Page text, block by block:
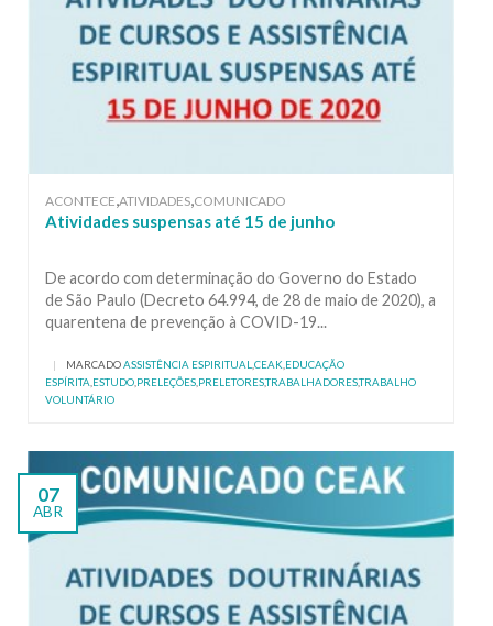
ACONTECE,ATIVIDADES,COMUNICADO
Atividades suspensas até 15 de junho
De acordo com determinação do Governo do Estado
de São Paulo (Decreto 64.994, de 28 de maio de 2020), a
quarentena de prevenção à COVID-19...
| MARCADOASSISTÊNCIA ESPIRITUAL,CEAK,EDUCAÇÃO
ESPÍRITA,ESTUDO,PRELEÇÕES,PRELETORES,TRABALHADORES,TRABALHO
VOLUNTÁRIO
07
ABR